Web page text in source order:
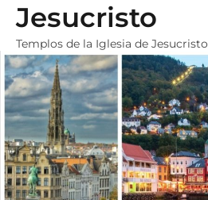
Jesucristo
Templos de la Iglesia de Jesucristo